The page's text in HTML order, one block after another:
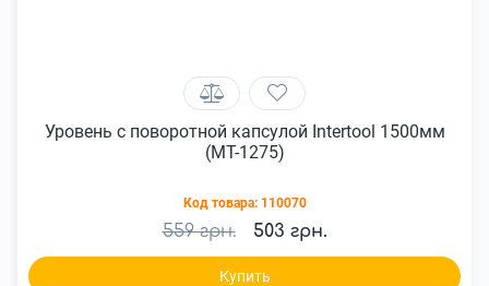
Уровень с поворотной капсулой Intertool 1500мм
(MT-1275)
Код товара: 110070
559 грн. 503 грн.
Купить